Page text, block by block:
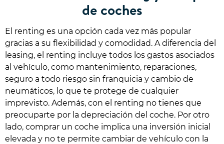
de coches
El renting es una opción cada vez más popular
gracias a su flexibilidad y comodidad. A diferencia del
leasing, el renting incluye todos los gastos asociados
al vehículo, como mantenimiento, reparaciones,
seguro a todo riesgo sin franquicia y cambio de
neumáticos, lo que te protege de cualquier
imprevisto. Además, con el renting no tienes que
preocuparte por la depreciación del coche. Por otro
lado, comprar un coche implica una inversión inicial
elevada y no te permite cambiar de vehículo con la